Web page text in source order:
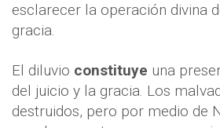
esclarecer la operación divina
gracia.
El diluvio constituye una
del juicio y la gracia. Los
destruidos, pero por medio de